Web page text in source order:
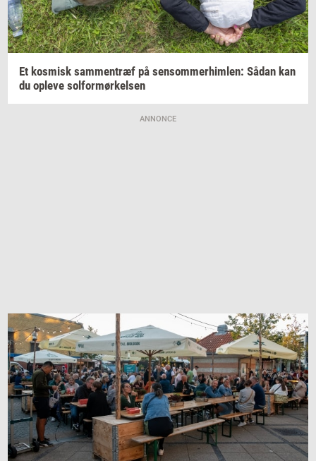
Et kos­misk sam­men­træf på sen­som­mer­him­len: Sådan kan
du op­le­ve sol­for­mør­kel­sen
ANNONCE